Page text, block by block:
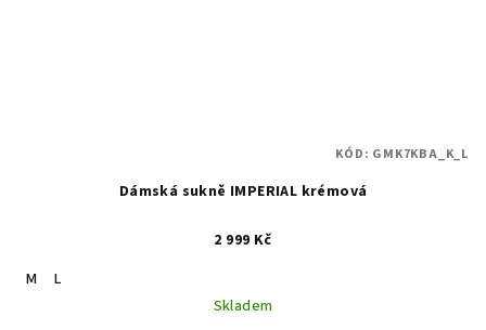
Dámská sukně IMPERIAL krémová
2 999 Kč
M
L
Skladem
KÓD: GMK7KBA_K_L